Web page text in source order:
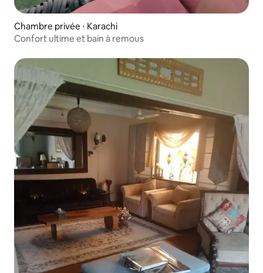
Chambre privée ⋅ Karachi
Confort ultime et bain à remous